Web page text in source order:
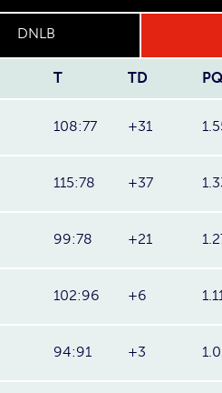
DNLB
T TD PQ
108:77 +31
115:78 +37
99:78 +21
102:96 +6
94:91 +3 1.0